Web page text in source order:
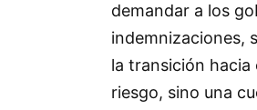
demandar a los
indemnizaciones,
la transición
riesgo, sino una